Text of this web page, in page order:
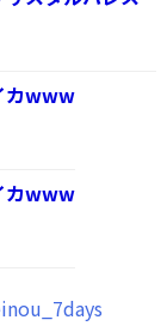
カwww
カwww